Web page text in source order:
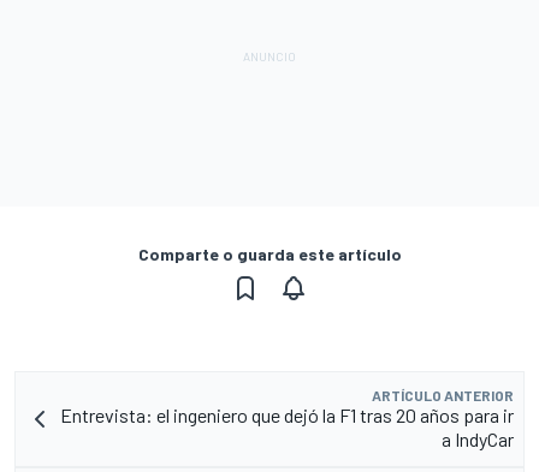
Comparte o guarda este artículo
ARTÍCULO ANTERIOR
Entrevista: el ingeniero que dejó la F1 tras 20 años para ir
a IndyCar